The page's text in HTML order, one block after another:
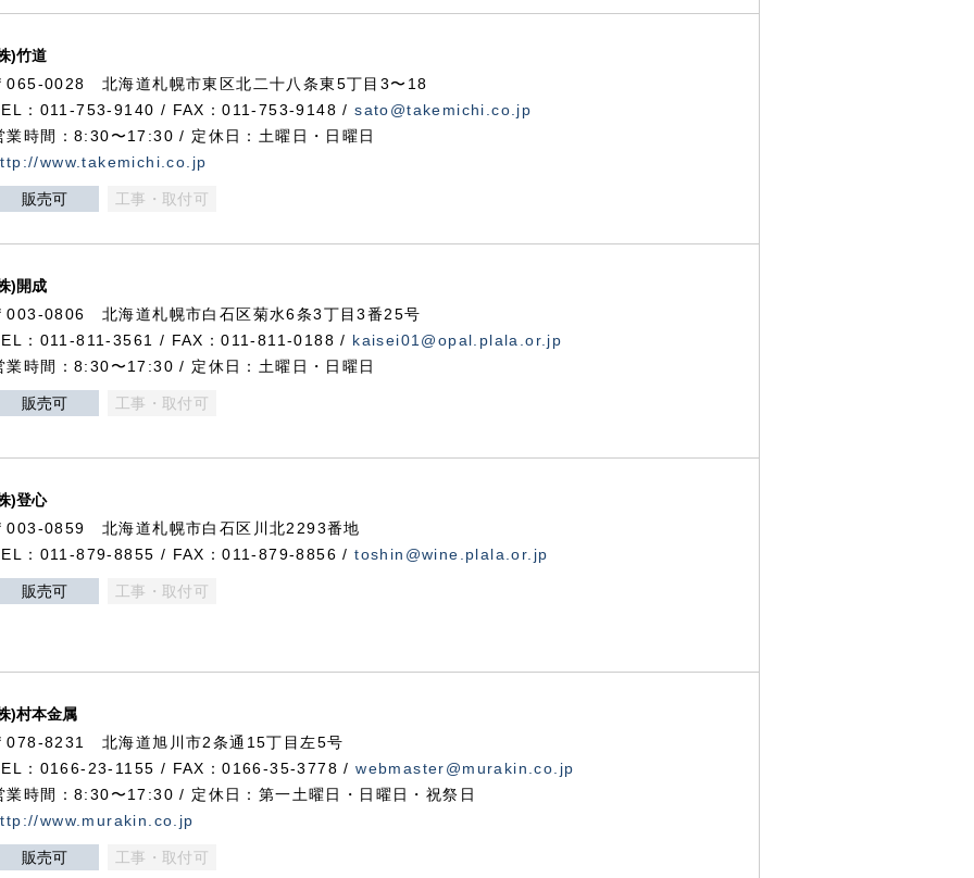
)竹道
065-0028 北海道札幌市東区北二十八条東5丁目3〜18
：011-753-9140 / FAX：011-753-9148 /sato@takemichi.co.jp
業時間：8:30〜17:30 / 定休日：土曜日・日曜日
www.takemichi.co.jp
販売可 工事・取付可
)開成
003-0806 北海道札幌市白石区菊水6条3丁目3番25号
：011-811-3561 / FAX：011-811-0188 / kaisei01@opal.plala.or.jp
業時間：8:30〜17:30 / 定休日：土曜日・日曜日
販売可 工事・取付可
)登心
003-0859 北海道札幌市白石区川北2293番地
：011-879-8855 / FAX：011-879-8856 /toshin@wine.plala.or.jp
販売可 工事・取付可
)村本金属
078-8231 北海道旭川市2条通15丁目左5号
：0166-23-1155 / FAX：0166-35-3778 /webmaster@murakin.co.jp
業時間：8:30〜17:30 / 定休日：第一土曜日・日曜日・祝祭日
www.murakin.co.jp
販売可 工事・取付可